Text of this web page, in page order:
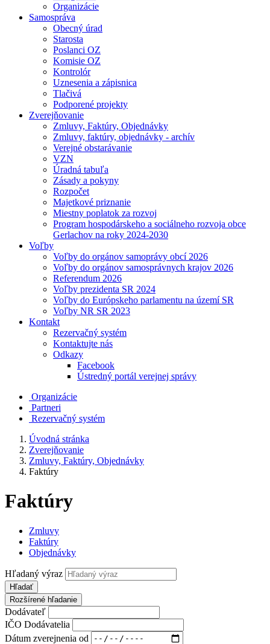
Organizácie
Samospráva
Obecný úrad
Starosta
Poslanci OZ
Komisie OZ
Kontrolór
Uznesenia a zápisnica
Tlačivá
Podporené projekty
Zverejňovanie
Zmluvy, Faktúry, Objednávky
Zmluvy, faktúry, objednávky - archív
Verejné obstarávanie
VZN
Úradná tabuľa
Zásady a pokyny
Rozpočet
Majetkové priznanie
Miestny poplatok za rozvoj
Program hospodárskeho a sociálneho rozvoja obce
Gerlachov na roky 2024-2030
Voľby
Voľby do orgánov samoprávy obcí 2026
Voľby do orgánov samosprávnych krajov 2026
Referendum 2026
Voľby prezidenta SR 2024
Voľby do Európskeho parlamentu na území SR
Voľby NR SR 2023
Kontakt
Rezervačný systém
Kontaktujte nás
Odkazy
Facebook
Ústredný portál verejnej správy
Organizácie
Partneri
Rezervačný systém
Úvodná stránka
Zverejňovanie
Zmluvy, Faktúry, Objednávky
Faktúry
Faktúry
Zmluvy
Faktúry
Objednávky
Hľadaný výraz
Hľadať
Rozšírené hľadanie
Dodávateľ
IČO Dodávatelia
Dátum zverejnenia od